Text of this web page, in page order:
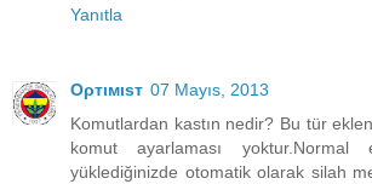
Yanıtla
Oρтιмιsт 07 Mayıs, 2013
Komutlardan kastın nedir? Bu tür
komut ayarlaması
yüklediğinizde otomatik olarak silah